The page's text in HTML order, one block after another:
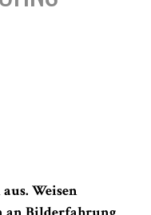
Weisen